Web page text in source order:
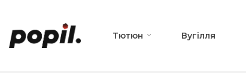
Тютюн Вугілля